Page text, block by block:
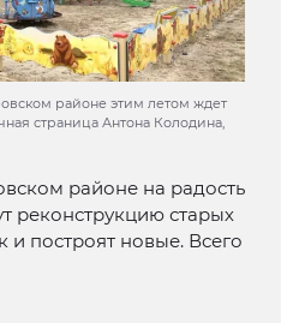
районе этим летом ждет
страница Антона Колодина,
районе на радость
реконструкцию старых
построят новые. Всего